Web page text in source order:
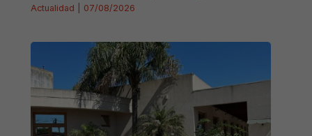
Actualidad 07/08/2026